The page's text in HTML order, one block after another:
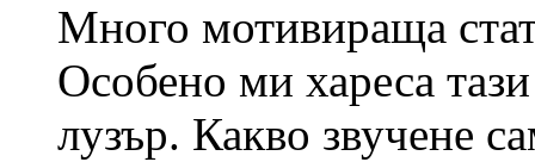
Много мотивираща
Особено ми хареса
лузър. Какво звучене